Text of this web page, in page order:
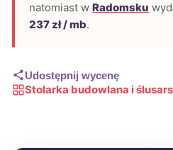
natomiast w Radomsku
237 zł / mb.
Udostępnij wycenę
Stolarka budowlana i